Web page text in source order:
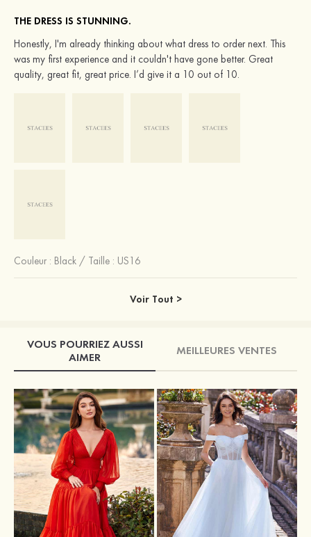
THE DRESS IS STUNNING.
Honestly, I'm already thinking about what dress to order next. This
was my first experience and it couldn't have gone better. Great
quality, great fit, great price. I’d give it a 10 out of 10.
Couleur : Black / Taille : US16
Voir Tout >
VOUS POURRIEZ AUSSI
AIMER
MEILLEURES VENTES